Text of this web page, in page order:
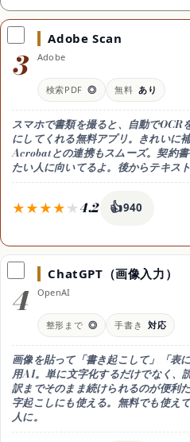
料金
完全無料
無料枠
無料で書類のスキャン→PDF・検索
し
目安（円/月換算）
0円でスキャン→PDF・OneDrive保
手書き
活字が中心
出力
PDF / 検索可能テキスト（OneDrive
用途
機密書類は扱いに注意
3
Adobe Scan
Adobe
検索PDF ◎ 無料 あり
スマホで書類を撮ると、自動でOCR
にしてくれる無料アプリ。きれいに
Acrobatとの連携もスムーズ。契約
たい人に向いてるよ。後からテキス
4.2 👍940
料金
無料 / 有料連携
無料枠
無料で検索できるPDF化が使える。
目安（円/月換算）
基本は無料。Acrobatと組み合わせる
手書き
活字が中心
出力
検索可能PDF / テキスト
用途
4
ChatGPT（画像入力）
OpenAI
整形まで ◎ 手書き 対応
画像を貼って「書き起こして」「表
用AI。単に文字化するだけでなく、
訳までそのまま続けられるのが便利
字起こしにも使える。無料でも使え
人に。